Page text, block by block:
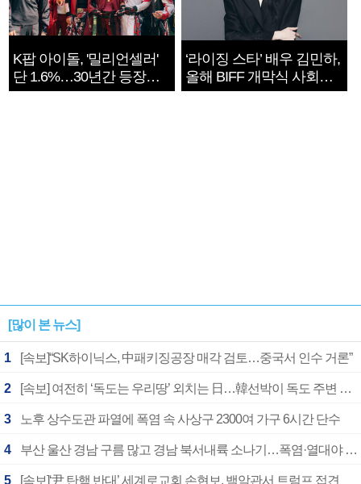
K팝 아이돌, '밀리언셀러'
단 1.6%…30년간 등장
1182개팀 전수조사
‘라이징 스타’ 배우 김민하,
올해 BIFF 개막식 사회자
확정
[많이 본 뉴스]
1 [속보]“SK하이닉스, 中패키징공장 매각 검토…중국서 인수 거론”
2 [속보] 여전히 ‘독도는 우리땅’ 외치는 日…韓선박이 독도 주변 해양조사 활동하자 반발
3 노후 상수도관 파열에 폭염 속 사상구 2300여 가구 6시간 단수
4 부산 울산 경남 구름 많고 경남 북서내륙 소나기…폭염·열대야 계속
5 [속보]‘尹 탄핵 반대’ 세계로교회 손현보, 백악관서 트럼프 접견